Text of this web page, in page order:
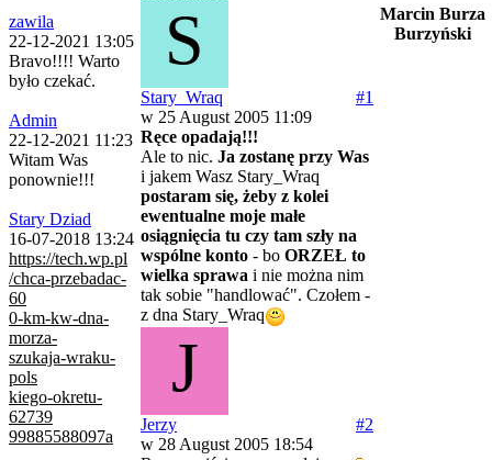
zawila
22-12-2021 13:05
Bravo!!!! Warto
było czekać.
Admin
22-12-2021 11:23
Witam Was
ponownie!!!
Stary Dziad
16-07-2018 13:24
https://tech.wp.pl
/chca-przebadac-
60
0-km-kw-dna-
morza-
szukaja-wraku-
pols
kiego-okretu-
62739
99885588097a
S
#1
Stary_Wraq
w 25 August 2005 11:09
Ręce opadają!!!
Ale to nic. Ja zostanę przy Was
i jakem Wasz Stary_Wraq
postaram się, żeby z kolei
ewentualne moje małe
osiągnięcia tu czy tam szły na
wspólne konto - bo ORZEŁ to
wielka sprawa i nie można nim
tak sobie "handlować". Czołem -
z dna Stary_Wraq
J
#2
Jerzy
w 28 August 2005 18:54
Marcin Burza
Burzyński